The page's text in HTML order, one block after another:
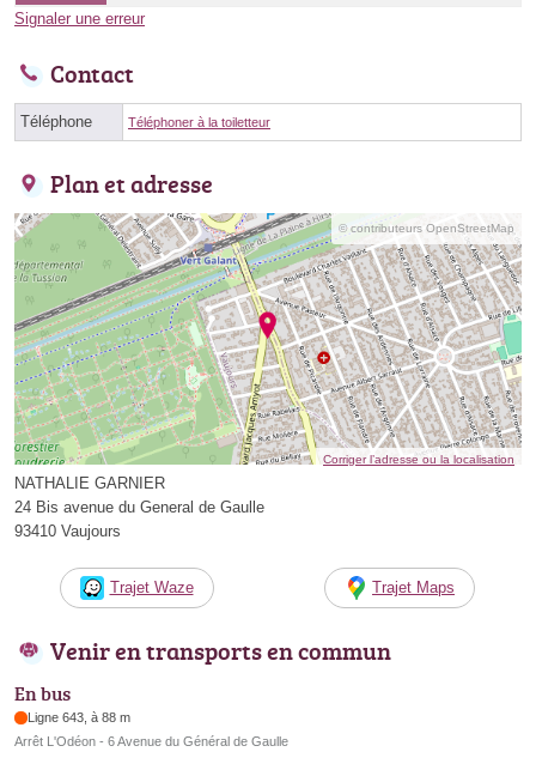
Signaler une erreur
Contact
Téléphone Téléphoner à la toiletteur
Plan et adresse
© contributeurs OpenStreetMap
Corriger l’adresse ou la localisation
NATHALIE GARNIER
24 Bis avenue du General de Gaulle
93410 Vaujours
Trajet Waze Trajet Maps
Venir en transports en commun
En bus
Ligne 643, à 88 m
Arrêt L'Odéon - 6 Avenue du Général de Gaulle